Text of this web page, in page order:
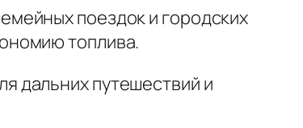
поездок и городских
топлива.
дальних путешествий и